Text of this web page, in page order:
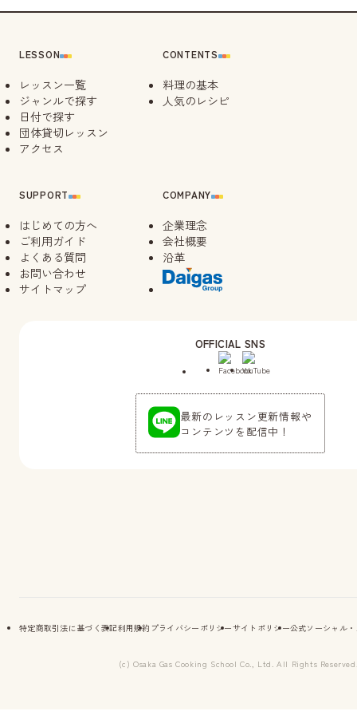
LESSON
レッスン一覧
ジャンルで探す
日付で探す
団体貸切レッスン
アクセス
SUPPORT
はじめての方へ
ご利用ガイド
よくある質問
お問い合わせ
サイトマップ
CONTENTS
料理の基本
人気のレシピ
COMPANY
企業理念
会社概要
沿革
OFFICIAL SNS
最新のレッスン更新情報や
コンテンツを配信中！
特定商取引法に基づく表記利用規約 プライバシーポリシーサイトポリシー公式ソーシャル
(c) Osaka Gas Cooking School Co., Ltd. All Rights